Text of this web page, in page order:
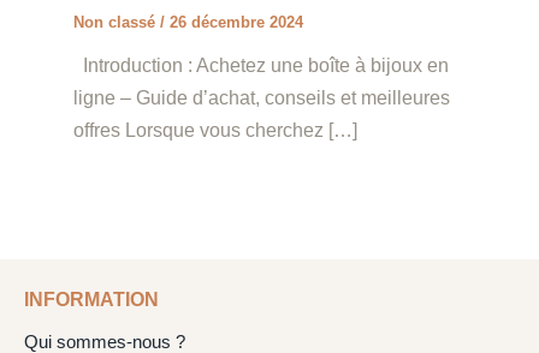
Non classé /26 décembre 2024
Introduction : Achetez une boîte à bijoux en
ligne – Guide d’achat, conseils et meilleures
offres Lorsque vous cherchez […]
INFORMATION
Qui sommes-nous ?